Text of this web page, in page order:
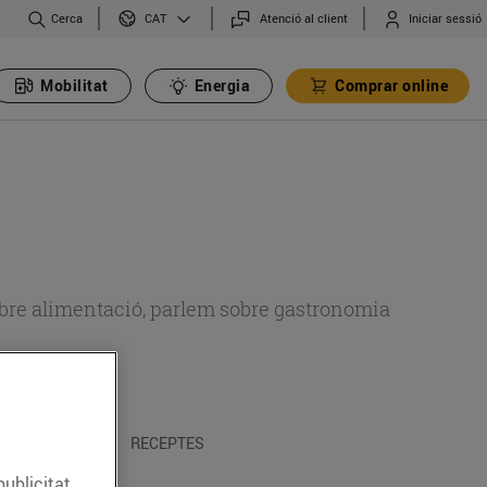
Cerca CAT Atenció al client Iniciar sessió
Mobilitat Energia Comprar online
alimentació, parlem sobre gastronomia
RECEPTES